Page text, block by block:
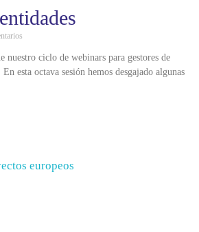
nuestro ciclo de webinars para gestores de
esta octava sesión hemos desgajado algunas